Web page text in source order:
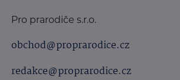
Pro prarodiče s.r.o.
obchod@proprarodice.cz
redakce@proprarodice.cz